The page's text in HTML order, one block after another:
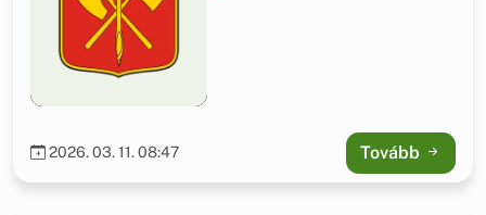
2026. 03. 11. 08:47 Tovább